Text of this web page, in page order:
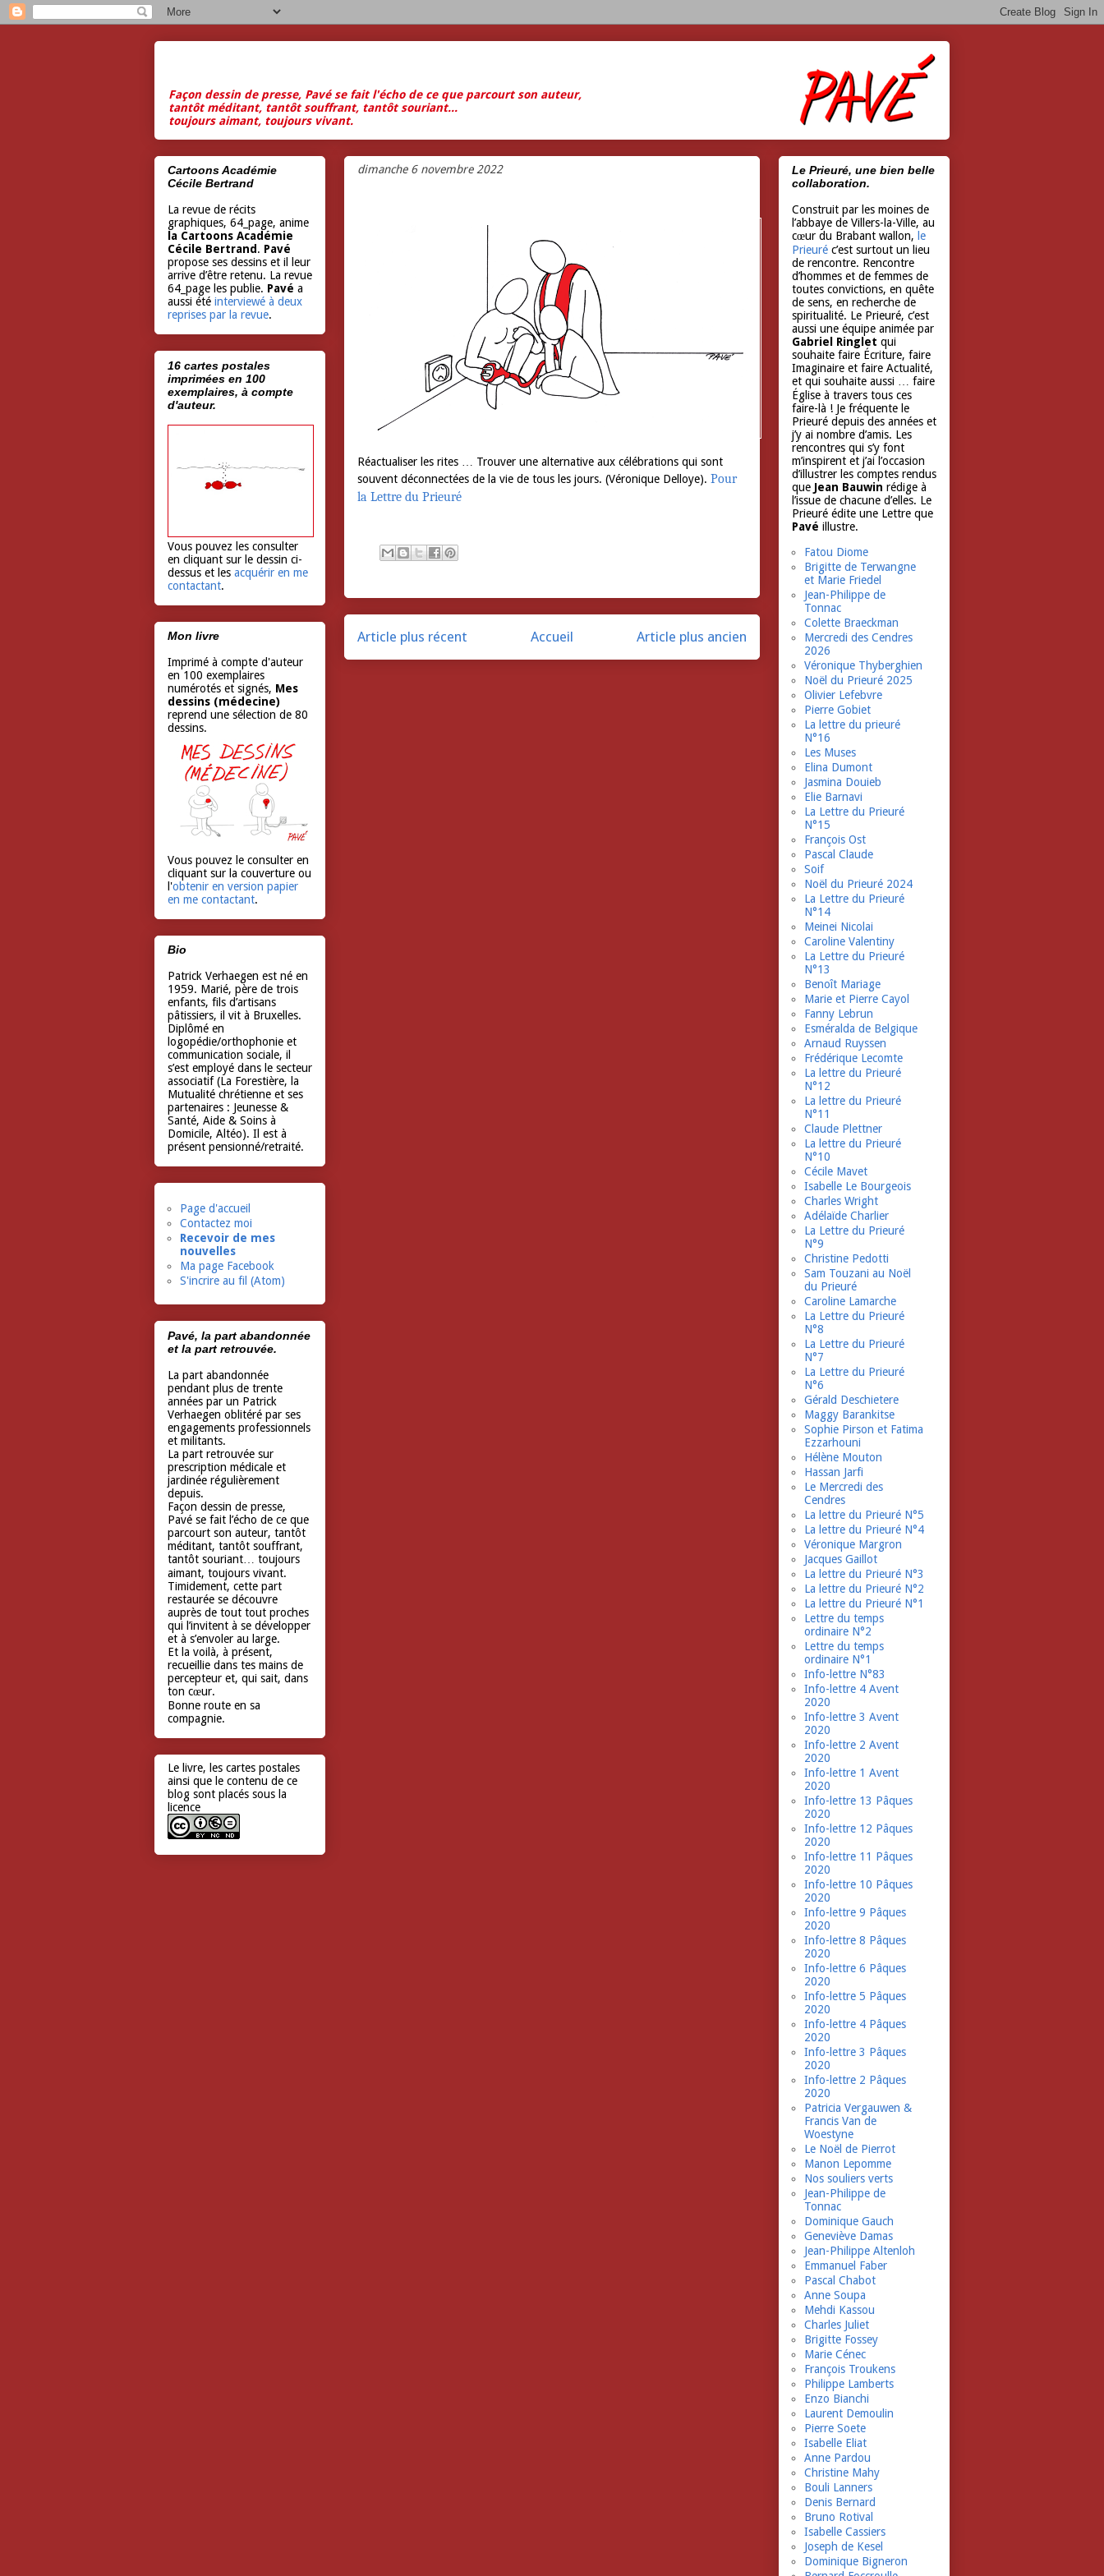
Façon dessin de presse, Pavé se fait l'écho de ce que parcourt son auteur,
tantôt méditant, tantôt souffrant, tantôt souriant...
toujours aimant, toujours vivant.
dimanche 6 novembre 2022
Réactualiser les rites … Trouver une alternative aux célébrations qui sont
souvent déconnectées de la vie de tous les jours. (Véronique Delloye). Pour
la Lettre du Prieuré
Article plus récent Article plus ancien
Accueil
Cartoons Académie
Cécile Bertrand
La revue de récits
graphiques, 64_page, anime
la Cartoons Académie
Cécile Bertrand. Pavé
propose ses dessins et il leur
arrive d’être retenu. La revue
64_page les publie. Pavé a
aussi été interviewé à deux
reprises par la revue.
16 cartes postales
imprimées en 100
exemplaires, à compte
d'auteur.
Vous pouvez les consulter
en cliquant sur le dessin ci-
dessus et les acquérir en me
contactant.
Mon livre
Imprimé à compte d'auteur
en 100 exemplaires
numérotés et signés, Mes
dessins (médecine)
reprend une sélection de 80
dessins.
Vous pouvez le consulter en
cliquant sur la couverture ou
l'obtenir en version papier
en me contactant.
Bio
Patrick Verhaegen est né en
1959. Marié, père de trois
enfants, fils d’artisans
pâtissiers, il vit à Bruxelles.
Diplômé en
logopédie/orthophonie et
communication sociale, il
s’est employé dans le secteur
associatif (La Forestière, la
Mutualité chrétienne et ses
partenaires : Jeunesse &
Santé, Aide & Soins à
Domicile, Altéo). Il est à
présent pensionné/retraité.
Page d'accueil
Contactez moi
Recevoir de mes
nouvelles
Ma page Facebook
S'incrire au fil (Atom)
Pavé, la part abandonnée
et la part retrouvée.
La part abandonnée
pendant plus de trente
années par un Patrick
Verhaegen oblitéré par ses
engagements professionnels
et militants.
La part retrouvée sur
prescription médicale et
jardinée régulièrement
depuis.
Façon dessin de presse,
Pavé se fait l’écho de ce que
parcourt son auteur, tantôt
méditant, tantôt souffrant,
tantôt souriant… toujours
aimant, toujours vivant.
Timidement, cette part
restaurée se découvre
auprès de tout tout proches
qui l’invitent à se développer
et à s’envoler au large.
Et la voilà, à présent,
recueillie dans tes mains de
percepteur et, qui sait, dans
ton cœur.
Bonne route en sa
compagnie.
Le livre, les cartes postales
ainsi que le contenu de ce
blog sont placés sous la
licence
Le Prieuré, une bien belle
collaboration.
Construit par les moines de
l’abbaye de Villers-la-Ville, au
cœur du Brabant wallon, le
Prieuré c’est surtout un lieu
de rencontre. Rencontre
d’hommes et de femmes de
toutes convictions, en quête
de sens, en recherche de
spiritualité. Le Prieuré, c’est
aussi une équipe animée par
Gabriel Ringlet qui
souhaite faire Écriture, faire
Imaginaire et faire Actualité,
et qui souhaite aussi … faire
Église à travers tous ces
faire-là ! Je fréquente le
Prieuré depuis des années et
j’y ai nombre d’amis. Les
rencontres qui s’y font
m’inspirent et j’ai l’occasion
d’illustrer les comptes rendus
que Jean Bauwin rédige à
l’issue de chacune d’elles. Le
Prieuré édite une Lettre que
Pavé illustre.
Fatou Diome
Brigitte de Terwangne
et Marie Friedel
Jean-Philippe de
Tonnac
Colette Braeckman
Mercredi des Cendres
2026
Véronique Thyberghien
Noël du Prieuré 2025
Olivier Lefebvre
Pierre Gobiet
La lettre du prieuré
N°16
Les Muses
Elina Dumont
Jasmina Douieb
Elie Barnavi
La Lettre du Prieuré
N°15
François Ost
Pascal Claude
Soif
Noël du Prieuré 2024
La Lettre du Prieuré
N°14
Meinei Nicolai
Caroline Valentiny
La Lettre du Prieuré
N°13
Benoît Mariage
Marie et Pierre Cayol
Fanny Lebrun
Esméralda de Belgique
Arnaud Ruyssen
Frédérique Lecomte
La lettre du Prieuré
N°12
La lettre du Prieuré
N°11
Claude Plettner
La lettre du Prieuré
N°10
Cécile Mavet
Isabelle Le Bourgeois
Charles Wright
Adélaïde Charlier
La Lettre du Prieuré
N°9
Christine Pedotti
Sam Touzani au Noël
du Prieuré
Caroline Lamarche
La Lettre du Prieuré
N°8
La Lettre du Prieuré
N°7
La Lettre du Prieuré
N°6
Gérald Deschietere
Maggy Barankitse
Sophie Pirson et Fatima
Ezzarhouni
Hélène Mouton
Hassan Jarfi
Le Mercredi des
Cendres
La lettre du Prieuré N°5
La lettre du Prieuré N°4
Véronique Margron
Jacques Gaillot
La lettre du Prieuré N°3
La lettre du Prieuré N°2
La lettre du Prieuré N°1
Lettre du temps
ordinaire N°2
Lettre du temps
ordinaire N°1
Info-lettre N°83
Info-lettre 4 Avent
2020
Info-lettre 3 Avent
2020
Info-lettre 2 Avent
2020
Info-lettre 1 Avent
2020
Info-lettre 13 Pâques
2020
Info-lettre 12 Pâques
2020
Info-lettre 11 Pâques
2020
Info-lettre 10 Pâques
2020
Info-lettre 9 Pâques
2020
Info-lettre 8 Pâques
2020
Info-lettre 6 Pâques
2020
Info-lettre 5 Pâques
2020
Info-lettre 4 Pâques
2020
Info-lettre 3 Pâques
2020
Info-lettre 2 Pâques
2020
Patricia Vergauwen &
Francis Van de
Woestyne
Le Noël de Pierrot
Manon Lepomme
Nos souliers verts
Jean-Philippe de
Tonnac
Dominique Gauch
Geneviève Damas
Jean-Philippe Altenloh
Emmanuel Faber
Pascal Chabot
Anne Soupa
Mehdi Kassou
Charles Juliet
Brigitte Fossey
Marie Cénec
François Troukens
Philippe Lamberts
Enzo Bianchi
Laurent Demoulin
Pierre Soete
Isabelle Eliat
Anne Pardou
Christine Mahy
Bouli Lanners
Denis Bernard
Bruno Rotival
Isabelle Cassiers
Joseph de Kesel
Dominique Bigneron